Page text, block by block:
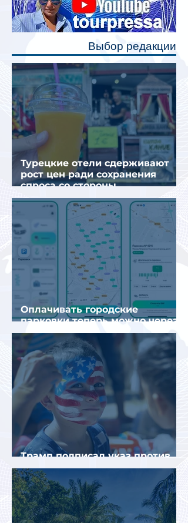
каждого спального места. Они
позволят пассажирам закрыть свою
полку во время сна или отдыха,
Выбор редакции
Турецкие отели сдерживают
рост цен ради сохранения
спроса со стороны
иностранных туристов
Оплачивать городские
парковки теперь можно через
Яндекс Go и «Заправки»
Трамп подписал указ против
«родильного туризма» в США